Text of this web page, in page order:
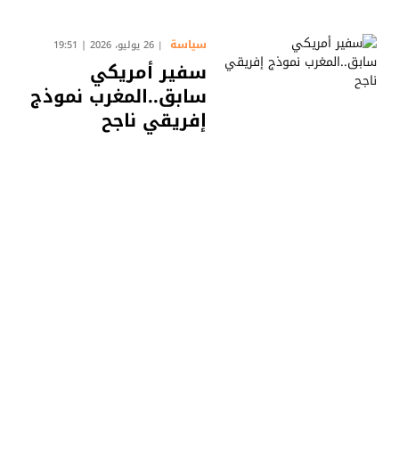
سياسة 26 يوليو، 2026 | 19:51
سفير أمريكي
سابق..المغرب نموذج
إفريقي ناجح